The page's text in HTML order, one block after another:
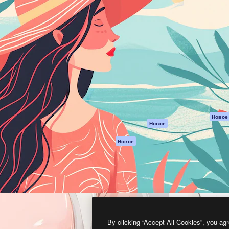
для создания
Более 1 миллиона
креаторов,
и студий.
Spaces
ИИ-помощник
Генератор
изображений ИИ
Генератор видео
ИИ
Генератор голоса
Стоковый контент
MCP для
Claude/ChatGPT
Новое
Агенты Новое
API
Мобильное
приложение
Все инструменты
Magnific
Academy
Документация
Пакету ИИ
Служба
поддержки
Условия и
положения
Политика
Оригиналы Новое
Политика
cookie
Центр доверия
Партнеры
Предприятие
By clicking “Accept All Cookies”, you